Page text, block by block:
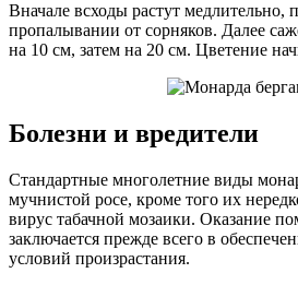
Вначале всходы растут медлительно,
пропалывании от сорняков. Далее
на 10 см, затем на 20 см. Цветение
Болезни и вредители
Стандартные многолетние виды
мучнистой росе, кроме того их
вирус табачной мозаики. Оказание
заключается прежде всего в
условий произрастания.